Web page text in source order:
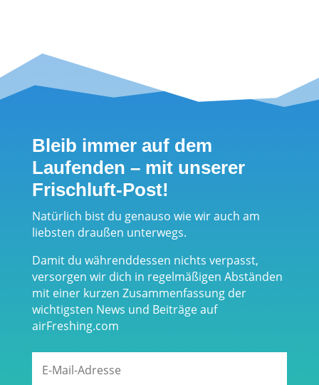
sammeln im
längsten
Allround-
Israel
Bleib immer auf dem
Laufenden – mit unserer
Frischluft-Post!
Natürlich bist du genauso wie wir auch am
liebsten draußen unterwegs.
Damit du währenddessen nichts verpasst,
versorgen wir dich in regelmäßigen Abständen
mit einer kurzen Zusammenfassung der
wichtigsten News und Beiträge auf
airFreshing.com